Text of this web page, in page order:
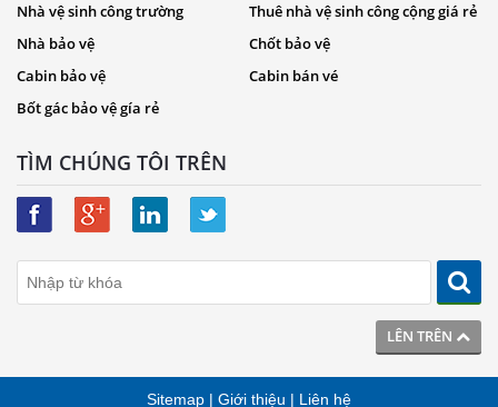
LÊN TRÊN
Nhà vệ sinh công trường
Thuê nhà vệ sinh công cộng giá rẻ
Nhà bảo vệ
Chốt bảo vệ
Cabin bảo vệ
Cabin bán vé
Bốt gác bảo vệ gía rẻ
TÌM CHÚNG TÔI TRÊN
Sitemap | Giới thiệu | Liên hệ